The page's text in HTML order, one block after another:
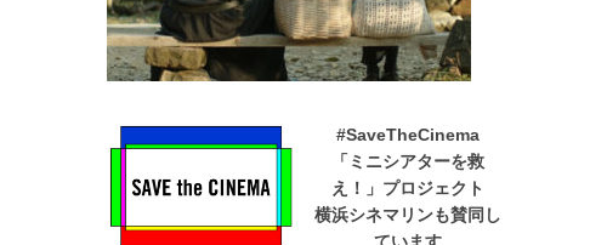
#SaveTheCinema
「ミニシアターを救
え！」プロジェクト
横浜シネマリンも賛同し